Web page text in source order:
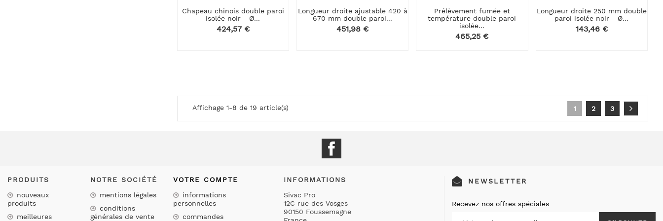
Chapeau chinois double paroi
isolée noir - Ø...
Prix
424,57 €
Longueur droite ajustable 420 à
670 mm double paroi...
Prix
451,98 €
Prélèvement fumée et
température double paroi
isolée...
Prix
465,25 €
Longueur droite 250 mm double
paroi isolée noir - Ø...
Prix
143,46 €
Affichage 1-8 de 19 article(s) 1 2 3
PRODUITS
nouveaux
produits
meilleures
NOTRE SOCIÉTÉ
mentions légales
conditions
générales de vente
VOTRE COMPTE
informations
personnelles
commandes
INFORMATIONS
Sivac Pro
12C rue des Vosges
90150 Foussemagne
NEWSLETTER
Recevez nos offres spéciales